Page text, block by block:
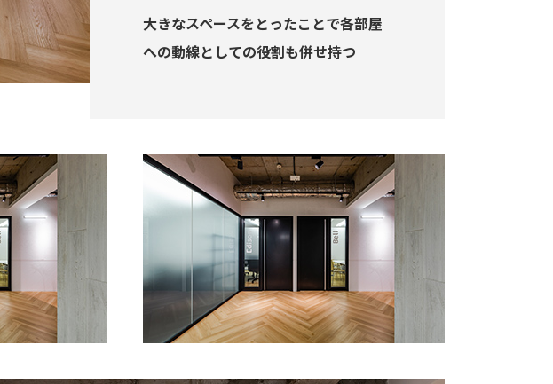
大きなスペースをとったことで各部屋
への動線としての役割も併せ持つ